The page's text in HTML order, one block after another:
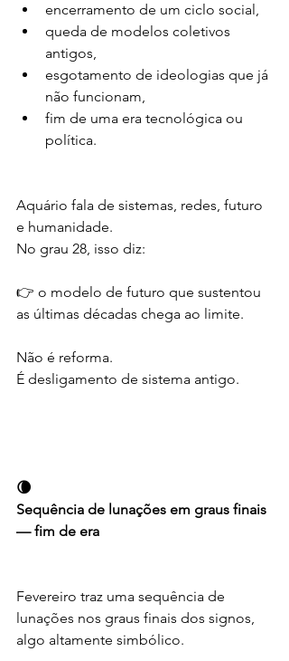
encerramento de um ciclo social,
queda de modelos coletivos
antigos,
esgotamento de ideologias que já
não funcionam,
fim de uma era tecnológica ou
política.
Aquário fala de sistemas, redes, futuro
e humanidade.
No grau 28, isso diz:
👉 o modelo de futuro que sustentou
as últimas décadas chega ao limite.
Não é reforma.
É desligamento de sistema antigo.
🌘
Sequência de lunações em graus finais
— fim de era
Fevereiro traz uma sequência de
lunações nos graus finais dos signos,
algo altamente simbólico.